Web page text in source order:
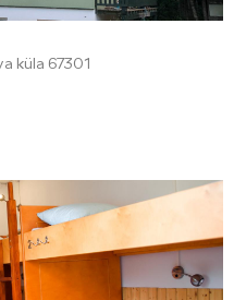
küla 67301